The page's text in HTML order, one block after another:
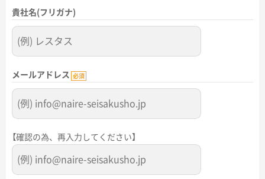
貴社名(フリガナ)
メールアドレス 必須
【確認の為、再入力してください】